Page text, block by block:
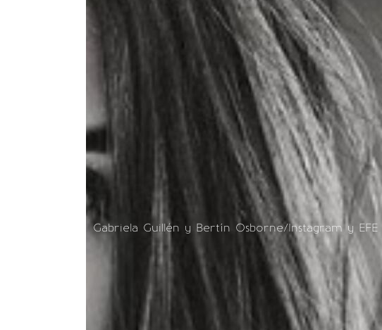
Gabriela Guillén y Bertín Osborne/Instagram y EFE